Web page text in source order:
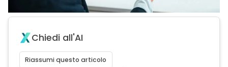
Chiedi all'AI
Riassumi questo articolo